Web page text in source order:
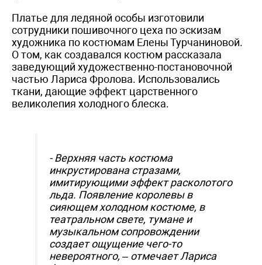
Платье для ледяной особы изготовили
сотрудники пошивочного цеха по эскизам
художника по костюмам Елены Турчаниновой.
О том, как создавался костюм рассказала
заведующий художественно-постановочной
частью Лариса Фролова. Использовались
ткани, дающие эффект царственного
великолепия холодного блеска.
- Верхняя часть костюма
инкрустирована стразами,
имитирующими эффект расколотого
льда. Появление королевы в
сияющем холодном костюме, в
театральном свете, тумане и
музыкальном сопровождении
создает ощущение чего-то
невероятного, – отмечает Лариса